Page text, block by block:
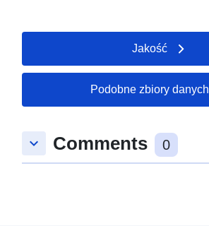
Jakość
Podobne zbiory danych
keyboard_arrow_down Comments 0